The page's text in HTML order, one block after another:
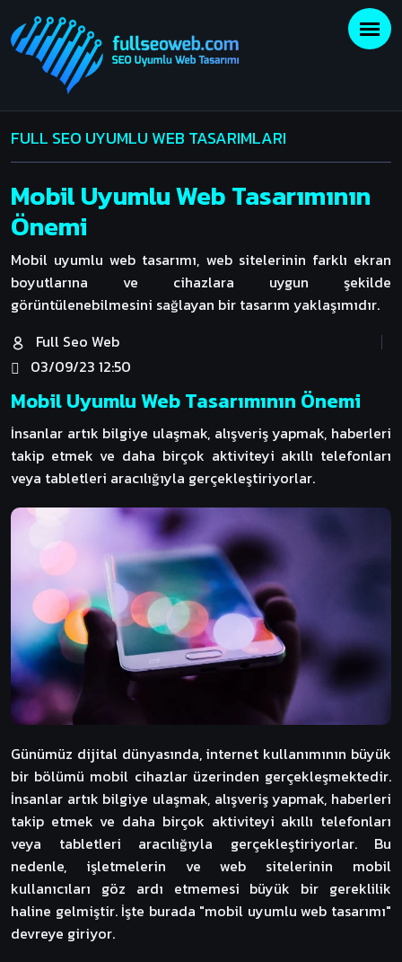
FULL SEO UYUMLU WEB TASARIMLARI
Mobil Uyumlu Web Tasarımının
Önemi
Mobil uyumlu web tasarımı, web sitelerinin farklı ekran
boyutlarına ve cihazlara uygun şekilde
görüntülenebilmesini sağlayan bir tasarım yaklaşımıdır.
Full Seo Web
03/09/23 12:50
Mobil Uyumlu Web Tasarımının Önemi
İnsanlar artık bilgiye ulaşmak, alışveriş yapmak, haberleri
takip etmek ve daha birçok aktiviteyi akıllı telefonları
veya tabletleri aracılığıyla gerçekleştiriyorlar.
Günümüz dijital dünyasında, internet kullanımının büyük
bir bölümü mobil cihazlar üzerinden gerçekleşmektedir.
İnsanlar artık bilgiye ulaşmak, alışveriş yapmak, haberleri
takip etmek ve daha birçok aktiviteyi akıllı telefonları
veya tabletleri aracılığıyla gerçekleştiriyorlar. Bu
nedenle, işletmelerin ve web sitelerinin mobil
kullanıcıları göz ardı etmemesi büyük bir gereklilik
haline gelmiştir. İşte burada "mobil uyumlu web tasarımı"
devreye giriyor.